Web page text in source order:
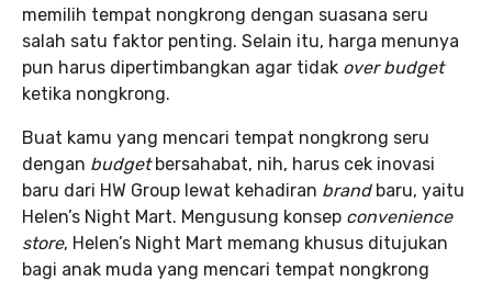
memilih tempat nongkrong dengan suasana seru
salah satu faktor penting. Selain itu, harga menunya
pun harus dipertimbangkan agar tidak over budget
ketika nongkrong.
Buat kamu yang mencari tempat nongkrong seru
dengan budgetbersahabat, nih, harus cek inovasi
baru dari HW Group lewat kehadiran brand baru, yaitu
Helen’s Night Mart. Mengusung konsep convenience
store, Helen’s Night Mart memang khusus ditujukan
bagi anak muda yang mencari tempat nongkrong